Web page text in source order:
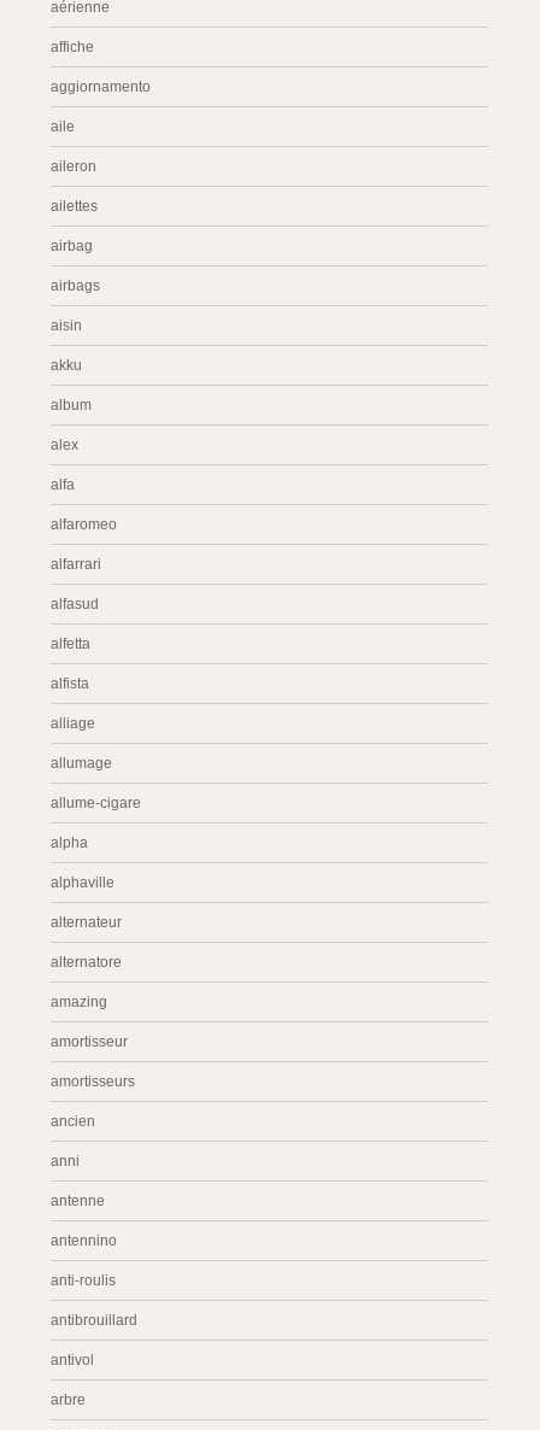
aérienne
affiche
aggiornamento
aile
aileron
ailettes
airbag
airbags
aisin
akku
album
alex
alfa
alfaromeo
alfarrari
alfasud
alfetta
alfista
alliage
allumage
allume-cigare
alpha
alphaville
alternateur
alternatore
amazing
amortisseur
amortisseurs
ancien
anni
antenne
antennino
anti-roulis
antibrouillard
antivol
arbre